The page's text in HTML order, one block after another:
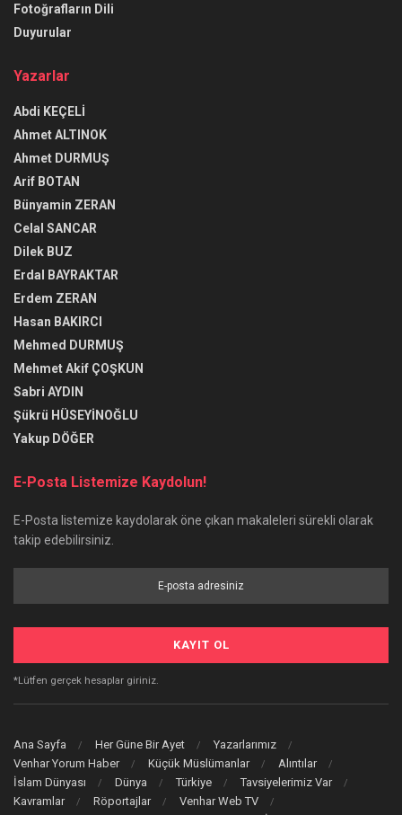
Fotoğrafların Dili
Duyurular
Yazarlar
Abdi KEÇELİ
Ahmet ALTINOK
Ahmet DURMUŞ
Arif BOTAN
Bünyamin ZERAN
Celal SANCAR
Dilek BUZ
Erdal BAYRAKTAR
Erdem ZERAN
Hasan BAKIRCI
Mehmed DURMUŞ
Mehmet Akif ÇOŞKUN
Sabri AYDIN
Şükrü HÜSEYİNOĞLU
Yakup DÖĞER
E-Posta Listemize Kaydolun!
E-Posta listemize kaydolarak öne çıkan makaleleri sürekli olarak
takip edebilirsiniz.
*Lütfen gerçek hesaplar giriniz.
Ana Sayfa Her Güne Bir Ayet
Yazarlarımız
Venhar Yorum Haber
Küçük Müslümanlar
Alıntılar
İslam Dünyası
Dünya Türkiye
Tavsiyelerimiz Var
Kavramlar
Röportajlar
Venhar Web TV